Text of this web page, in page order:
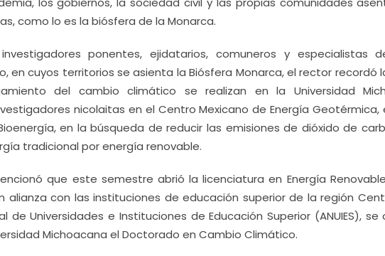
como lo es la biósfera de la Monarca.
ponentes, ejidatarios, comuneros y especialistas
en cuyos territorios se asienta la Biósfera Monarca, el rector recordó
del cambio climático se realizan en la Universidad
nicolaitas en el Centro Mexicano de Energía Geotérmica,
en la búsqueda de reducir las emisiones de dióxido de
tradicional por energía renovable.
que este semestre abrió la licenciatura en Energía
alianza con las instituciones de educación superior de la región
de Universidades e Instituciones de Educación Superior (ANUIES),
Michoacana el Doctorado en Cambio Climático.